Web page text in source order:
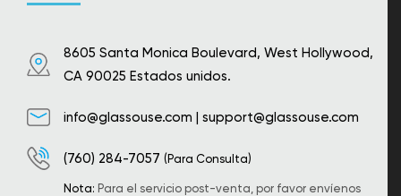
8605 Santa Monica Boulevard, West Hollywood,
CA 90025 Estados unidos.
info@glassouse.com | support@glassouse.com
(760) 284-7057 (Para Consulta)
Nota: Para el servicio post-venta, por favor envíenos